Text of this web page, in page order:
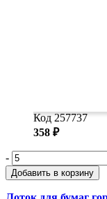
Код 257737
358 ₽
-
Добавить в корзину